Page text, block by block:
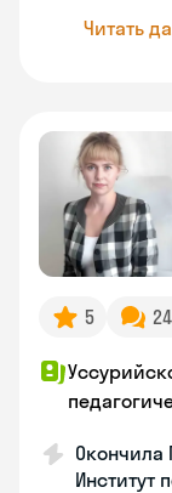
Читать
5
Окончила
Институт